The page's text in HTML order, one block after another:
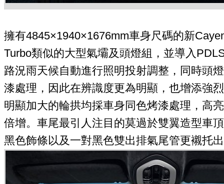
擁有4845×1940×1676mm車身尺碼的新
Turbo類似的大型氣壩及頭燈組，並導入
路況雨天候自動進行照明投射調整，同時頭
漆處理，因此在辨識度更為明顯，也增添強
明顯加大的輪拱均採車身同色烤漆處理，高
倍增。車尾最引人注目的莫過於雙翼造型車
黑色飾條以及一對黑色雙出排氣尾管更襯托